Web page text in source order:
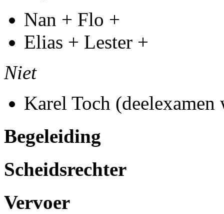
Nan + Flo +
Elias + Lester +
Niet
Karel Toch (deelexamen
Begeleiding
Scheidsrechter
Vervoer